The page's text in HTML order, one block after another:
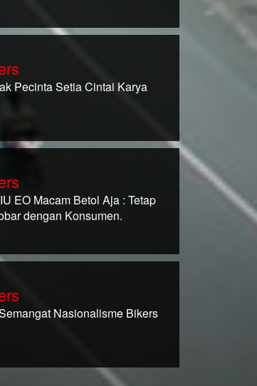
Pecinta Setia Cintai Karya
EO Macam Betol Aja : Tetap
dengan Konsumen.
Nasionalisme Bikers